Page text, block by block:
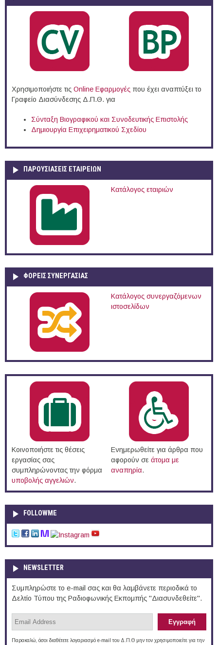
Χρησιμοποιήστε τις Online Eφαρμογές που έχει αναπτύξει το
Γραφείο Διασύνδεσης Δ.Π.Θ. για
Σύνταξη Βιογραφικού και Συνοδευτικής Επιστολής
Δημιουργία Επιχειρηματικού Σχεδίου
ΠΑΡΟΥΣΙΆΣΕΙΣ ΕΤΑΙΡΕΙΏΝ
Κατάλογος εταιριών
ΦΟΡΕΙΣ ΣΥΝΕΡΓΑΣΙΑΣ
Κατάλογος συνεργαζόμενων
ιστοσελίδων
Κοινοποιήστε τις θέσεις
εργασίας σας
συμπληρώνοντας την φόρμα
υποβολής αγγελιών.
Ενημερωθείτε για άρθρα που
αφορούν σε άτομα με
αναπηρία.
FOLLOWME
NEWSLETTER
Συμπληρώστε το e-mail σας και θα λαμβάνετε περιοδικά το
Δελτίο Τύπου της Ραδιοφωνικής Εκπομπής "Διασυνδεθείτε".
Παρακαλώ, όσοι διαθέτετε λογαριασμό e-mail του Δ.Π.Θ μην τον χρησιμοποιείτε για την